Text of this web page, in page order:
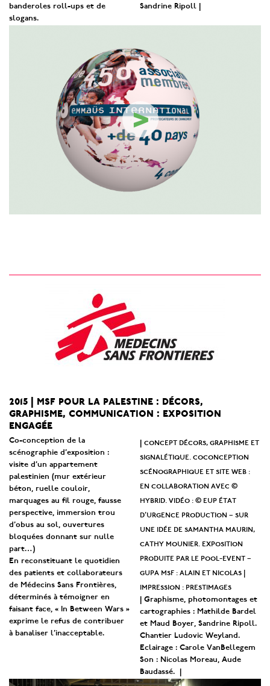
banderoles roll-ups et de
slogans.
Sandrine Ripoll |
>
2015 | msf pour la palestine : décors,
graphisme, communication : exposition
engagée
Co-conception de la
scénographie d’exposition :
visite d’un appartement
palestinien (mur extérieur
béton, ruelle couloir,
marquages au fil rouge, fausse
perspective, immersion trou
d’obus au sol, ouvertures
bloquées donnant sur nulle
part…)
En reconstituant le quotidien
des patients et collaborateurs
de Médecins Sans Frontières,
déterminés à témoigner en
faisant face, « In Between Wars »
exprime le refus de contribuer
à banaliser l’inacceptable.
|concept décors, graphisme et
signalétique. coconception
scénographique et site web :
en collaboration avec ©
hybrid. vidéo : © eup état
d’urgence production – sur
une idée de samantha maurin,
cathy mounier. exposition
produite par le pool-event –
gupa msf : alain et nicolas |
impression : prestimages
| Graphisme, photomontages et
cartographies : Mathilde Bardel
et Maud Boyer, Sandrine Ripoll.
Chantier Ludovic Weyland.
Eclairage : Carole VanBellegem
Son : Nicolas Moreau, Aude
Baudassé. |